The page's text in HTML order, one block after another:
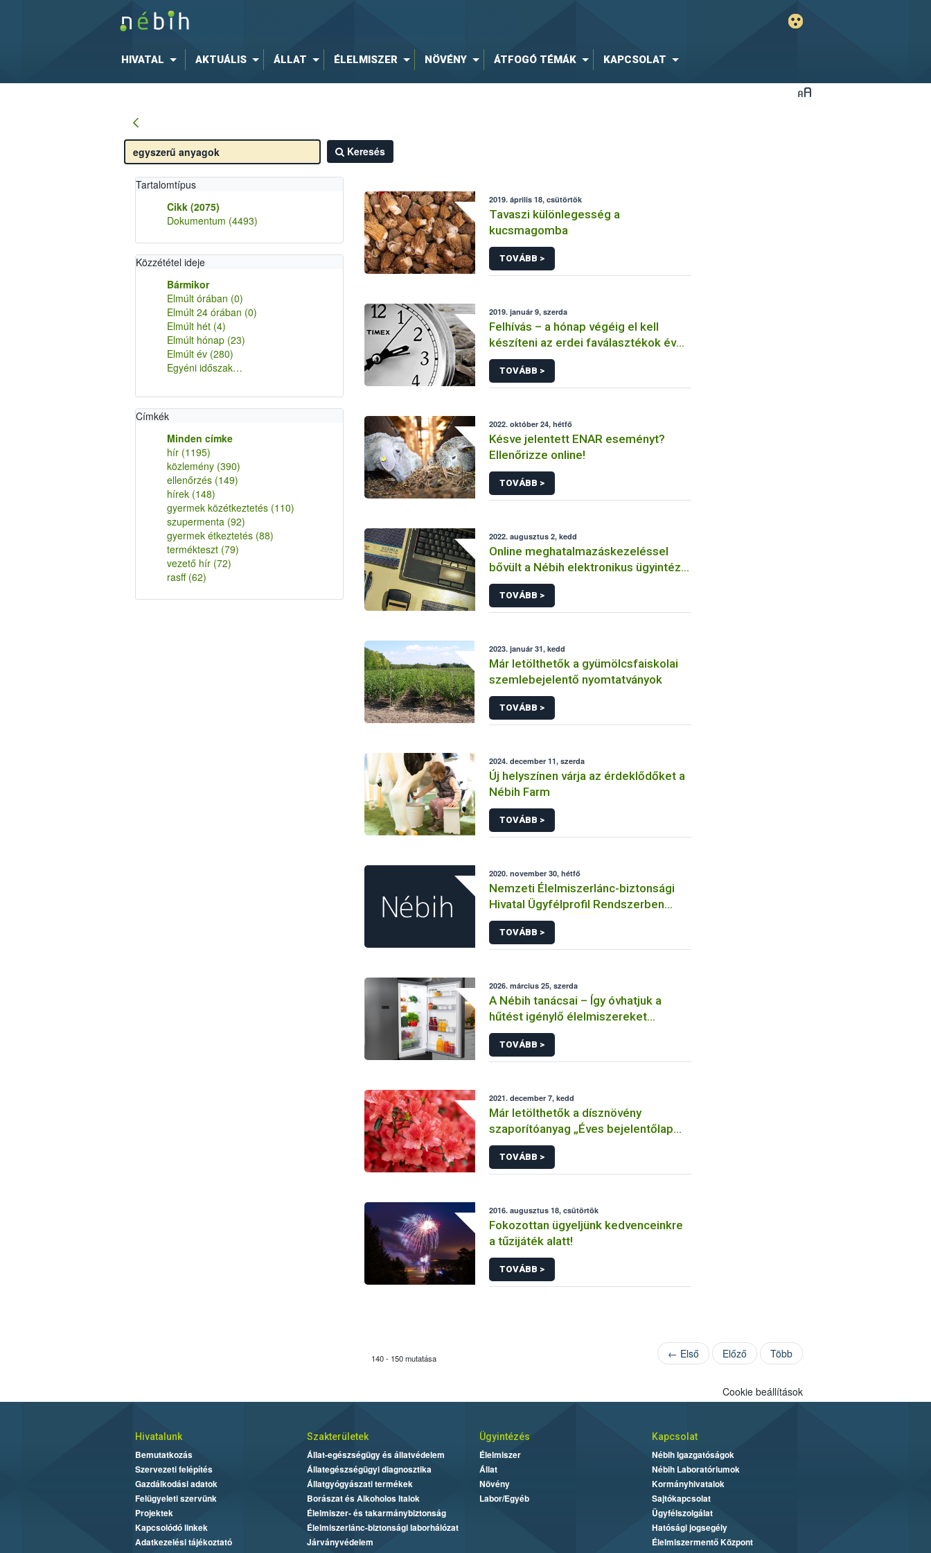
HIVATAL AKTUÁLIS ÁLLAT ÉLELMISZER NÖVÉNY ÁTFOGÓ TÉMÁK KAPCSOLAT
Keresés
Tartalomtípus
Cikk (2075)
Dokumentum (4493)
Közzététel ideje
Bármikor
Elmúlt órában (0)
Elmúlt 24 órában (0)
Elmúlt hét (4)
Elmúlt hónap (23)
Elmúlt év (280)
Egyéni időszak…
Címkék
Minden címke
hír (1195)
közlemény (390)
ellenőrzés (149)
hírek (148)
gyermek közétkeztetés (110)
szupermenta (92)
gyermek étkeztetés (88)
termékteszt (79)
vezető hír (72)
rasff (62)
2019. április 18, csütörtök
Tavaszi különlegesség a
kucsmagomba
TOVÁBB >
2019. január 9, szerda
Felhívás – a hónap végéig el kell
készíteni az erdei faválasztékok év
eleji nyitókészletének nyilvántartását
TOVÁBB >
2022. október 24, hétfő
Késve jelentett ENAR eseményt?
Ellenőrizze online!
TOVÁBB >
2022. augusztus 2, kedd
Online meghatalmazáskezeléssel
bővült a Nébih elektronikus ügyintéző
rendszere
TOVÁBB >
2023. január 31, kedd
Már letölthetők a gyümölcsfaiskolai
szemlebejelentő nyomtatványok
TOVÁBB >
2024. december 11, szerda
Új helyszínen várja az érdeklődőket a
Nébih Farm
TOVÁBB >
2020. november 30, hétfő
Nemzeti Élelmiszerlánc-biztonsági
Hivatal Ügyfélprofil Rendszerben
termésnövelő
TOVÁBB >
2026. március 25, szerda
A Nébih tanácsai – Így óvhatjuk a
hűtést igénylő élelmiszereket
áramszünet idején
TOVÁBB >
2021. december 7, kedd
Már letölthetők a dísznövény
szaporítóanyag „Éves bejelentőlap
2022” és szerződéses termeltetés
űrlapok
TOVÁBB >
2016. augusztus 18, csütörtök
Fokozottan ügyeljünk kedvenceinkre
a tűzijáték alatt!
TOVÁBB >
140 - 150 mutatása ← Első Előző Több
Cookie beállítások
Hivatalunk
Bemutatkozás
Szervezeti felépítés
Gazdálkodási adatok
Felügyeleti szervünk
Projektek
Kapcsolódó linkek
Adatkezelési tájékoztató
Szakterületek
Állat-egészségügy és állatvédelem
Állategészségügyi diagnosztika
Állatgyógyászati termékek
Borászat és Alkoholos Italok
Élelmiszer- és takarmánybiztonság
Élelmiszerlánc-biztonsági laborhálózat
Járványvédelem
Ügyintézés
Élelmiszer
Állat
Növény
Labor/Egyéb
Kapcsolat
Nébih Igazgatóságok
Nébih Laboratóriumok
Kormányhivatalok
Sajtókapcsolat
Ügyfélszolgálat
Hatósági jogsegély
Élelmiszermentő Központ